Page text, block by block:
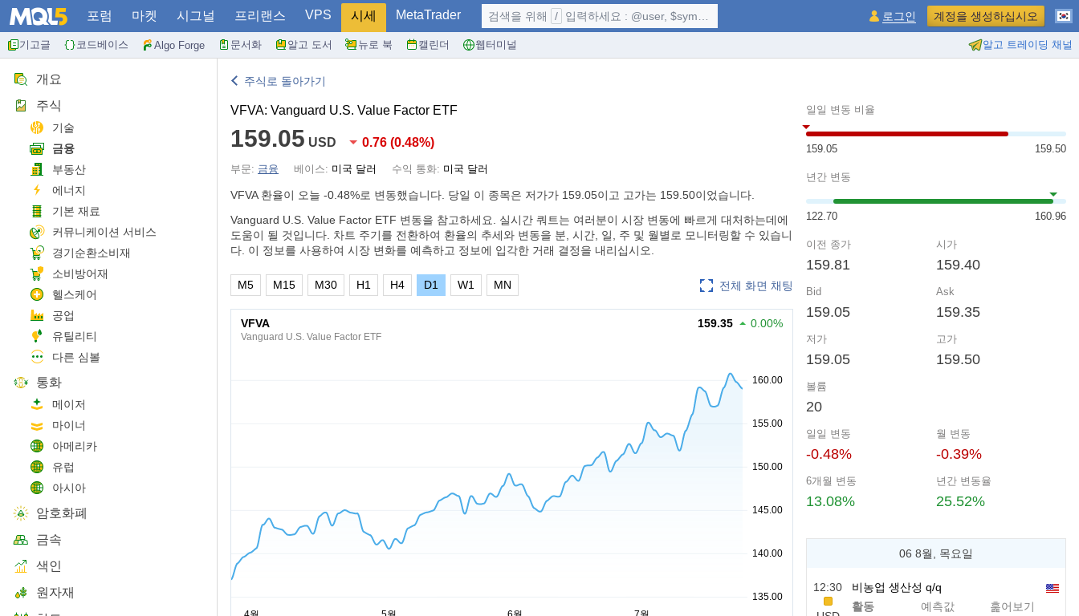
포럼 마켓 시그널 프리랜스 VPS 시세 MetaTrader
기고글 코드베이스 Algo Forge 문서화 알고 도서 뉴로 북 캘린더 웹터미널 알고 트레이딩 채널
검색을 위해 / 입력하세요 : @user, $symbol, ... 로그인 계정을 생성하십시오
개요
주식
기술
금융
부동산
에너지
기본 재료
커뮤니케이션 서비스
경기순환소비재
소비방어재
헬스케어
공업
유틸리티
다른 심볼
통화
메이저
마이너
아메리카
유럽
아시아
암호화폐
금속
색인
원자재
주식로 돌아가기
VFVA: Vanguard U.S. Value Factor ETF
159.05 USD 0.76 (0.48%)
부문: 금융 베이스: 미국 달러 수익 통화: 미국 달러
VFVA 환율이 오늘 -0.48%로 변동했습니다. 당일 이 종목은 저가가 159.05이고 고가는 159.50이었습니다.
Vanguard U.S. Value Factor ETF 변동을 참고하세요. 실시간 쿼트는 여러분이 시장 변동에 빠르게 대처하는데에
도움이 될 것입니다. 차트 주기를 전환하여 환율의 추세와 변동을 분, 시간, 일, 주 및 월별로 모니터링할 수 있습니
다. 이 정보를 사용하여 시장 변화를 예측하고 정보에 입각한 거래 결정을 내리십시오.
전체 화면 채팅
M5 M15 M30 H1 H4 D1 W1 MN
VFVA
Vanguard U.S. Value Factor ETF
159.35 0.00%
일일 변동 비율
159.05 159.50
년간 변동
122.70 160.96
이전 종가
159.81
시가
159.40
Bid
159.05
Ask
159.35
저가
159.05
고가
159.50
볼륨
20
일일 변동
-0.48%
월 변동
-0.39%
6개월 변동
13.08%
년간 변동율
25.52%
06 8월, 목요일
12:30
비농업 생산성 q/q
활동
예측값
훑어보기